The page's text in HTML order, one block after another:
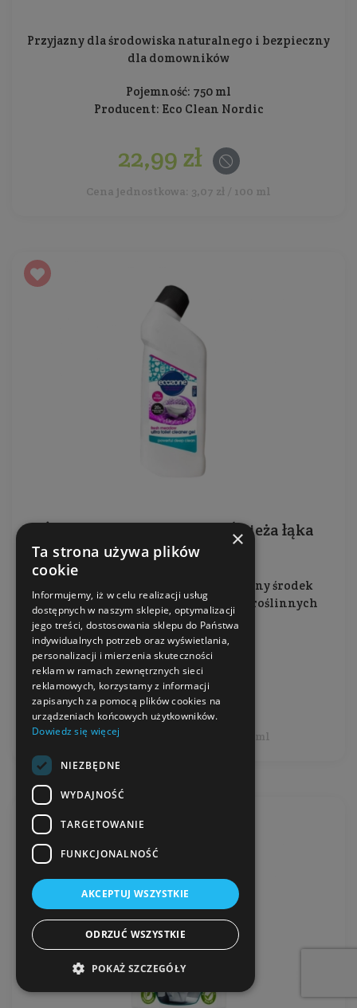
Przyjazny dla środowiska naturalnego i bezpieczny
dla domowników
Pojemność: 750 ml
Producent: Eco Clean Nordic
22,99 zł
Cena jednostkowa: 3,07 zł / 100 ml
Żel do czyszczenia toalet Świeża łąka
Pozbawiony wybielaczy, nietoksyczny środek
czyszczący z dodatkiem składników roślinnych
Pojemność: 750 ml
Producent:Ecozone
18,99 zł
Cena jednostkowa: 2,53 zł / 100 ml
×
Ta strona używa plików
cookie
Informujemy, iż w celu realizacji usług
dostępnych w naszym sklepie, optymalizacji
jego treści, dostosowania sklepu do Państwa
indywidualnych potrzeb oraz wyświetlania,
personalizacji i mierzenia skuteczności
reklam w ramach zewnętrznych sieci
reklamowych, korzystamy z informacji
zapisanych za pomocą plików cookies na
urządzeniach końcowych użytkowników.
Dowiedz się więcej
NIEZBĘDNE
WYDAJNOŚĆ
TARGETOWANIE
FUNKCJONALNOŚĆ
AKCEPTUJ WSZYSTKIE
ODRZUĆ WSZYSTKIE
POKAŻ SZCZEGÓŁY